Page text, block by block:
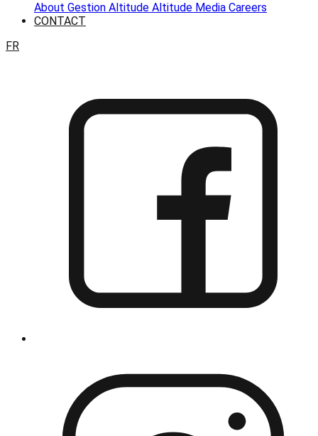
About Gestion Altitude Altitude Media Careers
CONTACT
FR